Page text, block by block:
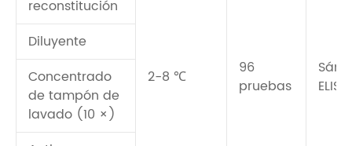
2-8 ℃
96
pruebas
ELISA
reconstitución
Diluyente
Concentrado
de tampón de
lavado (10 ×)